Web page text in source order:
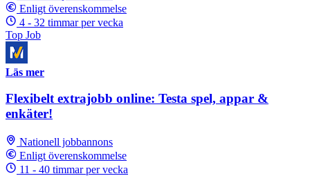
Enligt överenskommelse
4 - 32 timmar per vecka
Top Job
Läs mer
Flexibelt extrajobb online: Testa spel, appar &
enkäter!
Nationell jobbannons
Enligt överenskommelse
11 - 40 timmar per vecka